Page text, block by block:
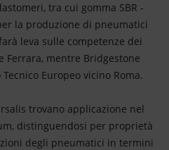
tra cui gomma SBR -
la produzione di pneumatici
leva sulle competenze dei
Ferrara, mentre Bridgestone
Europeo vicino Roma.
trovano applicazione nel
distinguendosi per proprietà
degli pneumatici in termini